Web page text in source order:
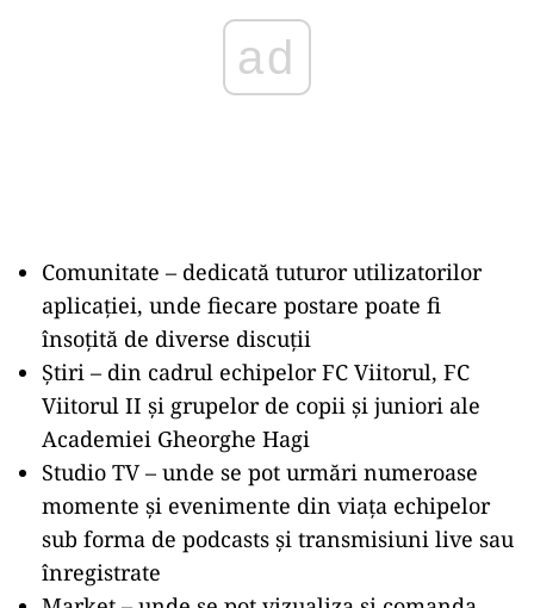
Comunitate – dedicată tuturor utilizatorilor
aplicaţiei, unde fiecare postare poate fi
însoţită de diverse discuţii
Ştiri – din cadrul echipelor FC Viitorul, FC
Viitorul II şi grupelor de copii şi juniori ale
Academiei Gheorghe Hagi
Studio TV – unde se pot urmări numeroase
momente şi evenimente din viaţa echipelor
sub forma de podcasts şi transmisiuni live sau
înregistrate